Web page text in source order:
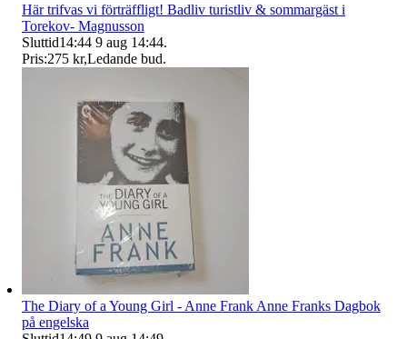
Här trifvas vi förträffligt! Badliv turistliv & sommargäst i
Torekov- Magnusson
Sluttid14:44 9 aug 14:44.
Pris:275 kr,Ledande bud.
The Diary of a Young Girl - Anne Frank Anne Franks Dagbok
på engelska